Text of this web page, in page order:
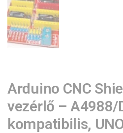
Arduino CNC
vezérlő – A4988/
kompatibilis,